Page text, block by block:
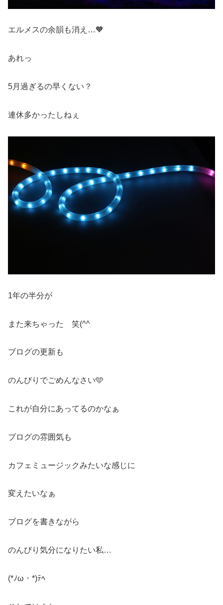
エルメスの余韻も消え…🧡
あれっ
5月過ぎるの早くない？
連休多かったしねぇ
1年の半分が
また来ちゃった 笑(^^ゞ
ブログの更新も
のんびりでごめんなさい🩵
これが自分にあってるのかなぁ
ブログの雰囲気も
カフェミュージックみたいな感じに
変えたいなぁ
ブログを書きながら
のんびり気分になりたい私…
(*ﾉω・*)ﾃﾍ